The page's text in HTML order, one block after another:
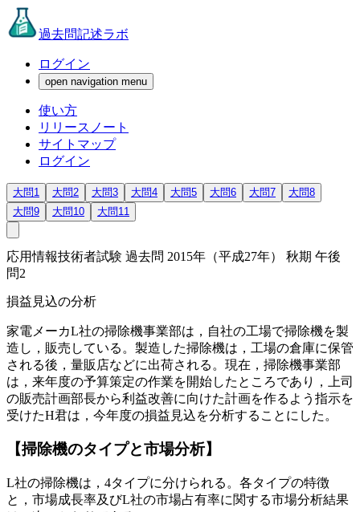
過去問記述ラボ
ログイン
open navigation menu
使い方
リリースノート
サイトマップ
ログイン
大問1 大問2 大問3 大問4 大問5 大問6 大問7
大問8
大問9
大問10 大問11
応用情報技術者試験 過去問 2015年（平成27年） 秋期 午後
問2
損益見込の分析
家電メーカL社の掃除機事業部は，自社の工場で掃除機を製
造し，販売している。製造した掃除機は，工場の倉庫に保管
される後，量販店などに出荷される。現在，掃除機事業部
は，来年度の予算策定の作業を開始したところであり，上司
の販売計画部長から利益改善に向けた計画を作るよう指示を
受けたH君は，今年度の損益見込を分析することにした。
【掃除機のタイプと市場分析】
L社の掃除機は，4タイプに分けられる。各タイプの特徴
と，市場成長率及びL社の市場占有率に関する市場分析結果